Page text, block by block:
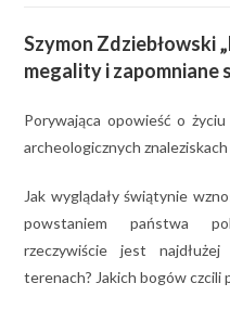
Szymon Zdziebłowski
megality i zapomniane
Porywająca opowieść o
archeologicznych
Jak wyglądały świątynie
powstaniem państwa
rzeczywiście jest
terenach? Jakich bogów czcili